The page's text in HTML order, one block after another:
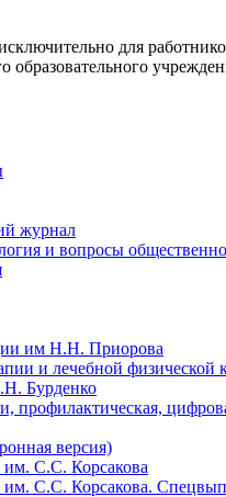
для
образовательного
журнал
и вопросы
им Н.Н. Приорова
и лечебной физической
Бурденко
профилактическая,
версия)
С.С. Корсакова
С.С. Корсакова.